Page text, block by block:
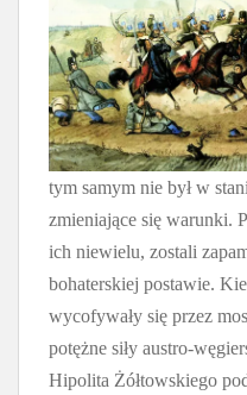
tym samym nie był w
zmieniające się warunki.
ich niewielu, zostali
bohaterskiej postawie.
wycofywały się przez
potężne siły austro-
Hipolita Żółtowskiego